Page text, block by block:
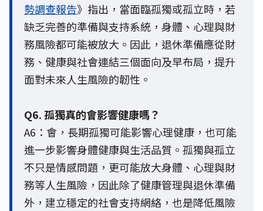
勢調查報告》指出，當面臨孤獨或孤立時，若
缺乏完善的準備與支持系統，身體、心理與財
務風險都可能被放大。因此，退休準備應從財
務、健康與社會連結三個面向及早布局，提升
面對未來人生風險的韌性。
Q6. 孤獨真的會影響健康嗎？
A6：會，長期孤獨可能影響心理健康，也可能
進一步影響身體健康與生活品質。孤獨與孤立
不只是情感問題，更可能放大身體、心理與財
務等人生風險，因此除了健康管理與退休準備
外，建立穩定的社會支持網絡，也是降低風險